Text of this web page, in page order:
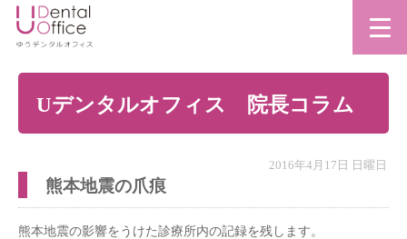
Uデンタルオフィス 院長コラム
2016年4月17日 日曜日
熊本地震の爪痕
熊本地震の影響をうけた診療所内の記録を残します。